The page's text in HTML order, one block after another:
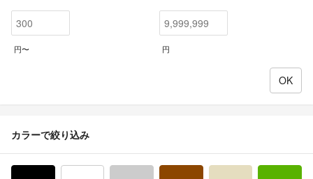
円〜 円
カラーで絞り込み